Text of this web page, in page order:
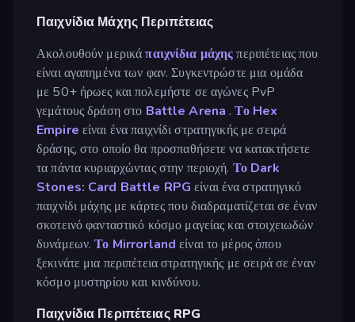
Παιχνίδια Μάχης Περιπέτειας
Ακολουθούν μερικάπαιχνίδια μάχηςπεριπέτειας που
είναι αγαπημένα των φαν. Συγκεντρώστε μια ομάδα
με 50+ ήρωες και πολεμήστε σε αγώνες PvP
γεμάτους δράση στο Battle Arena .Το Hex
Empire είναι ένα παιχνίδι στρατηγικής με σειρά
δράσης, στο οποίο θα προσπαθήσετε να κατακτήσετε
τα πάντα κυριαρχώντας στην περιοχή. Το Dark
Stones: Card Battle RPG είναι ένα στρατηγικό
παιχνίδι μάχης με κάρτες που διαδραματίζεται σε έναν
σκοτεινό φανταστικό κόσμο μαγείας και στοιχειωδών
δυνάμεων.Το Mirrorland είναι το μέρος όπου
ξεκινάτε μια περιπέτεια στρατηγικής με σειρά σε έναν
κόσμο μυστηρίου και κινδύνου.
Παιχνίδια Περιπέτειας RPG